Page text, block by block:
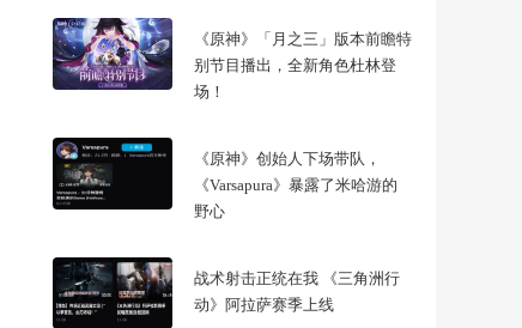
《原神》「月之三」版本前瞻特
别节目播出，全新角色杜林登
场！
《原神》创始人下场带队，
《Varsapura》暴露了米哈游的
野心
战术射击正统在我 《三角洲行
动》阿拉萨赛季上线